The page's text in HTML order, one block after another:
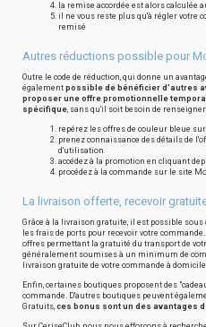
la remise accordée est alors calculée
il ne vous reste plus qu'à régler votre
remisé
Autres réductions possible pour
Outre le code de réduction, qui donne un
également possible de bénéficier d'autres
proposer une offre promotionnelle
spécifique, sans qu'il soit besoin de
repérez les offres de couleur bleue
prenez connaissance des détails de
d'utilisation
accédez à la promotion en cliquant
procédez à la commande sur le site
La livraison offerte, recevoir
Grâce à la livraison gratuite, il est possible
les frais de ports pour recevoir votre commande.
offres permettant la gratuité du transport de
généralement soumises à un minimum de
livraison gratuite de votre commande à
Enfin, certaines boutiques proposent des
commande. D'autres boutiques peuvent
Gratuits, ces bonus sont un des avantages